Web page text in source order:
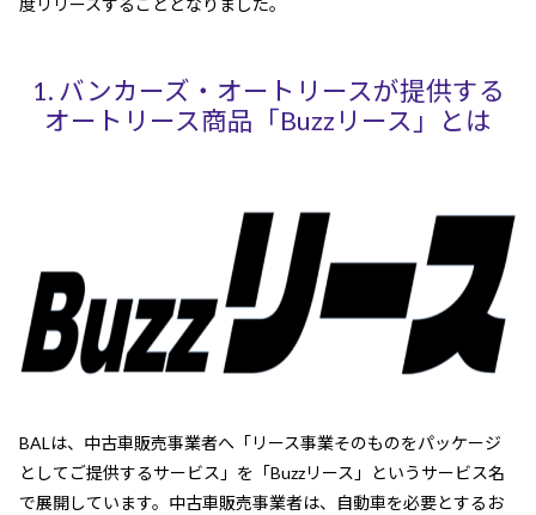
度リリースすることとなりました。
1. バンカーズ・オートリースが提供する
オートリース商品「Buzzリース」とは
BALは、中古車販売事業者へ「リース事業そのものをパッケージ
としてご提供するサービス」を「Buzzリース」というサービス名
で展開しています。中古車販売事業者は、自動車を必要とするお